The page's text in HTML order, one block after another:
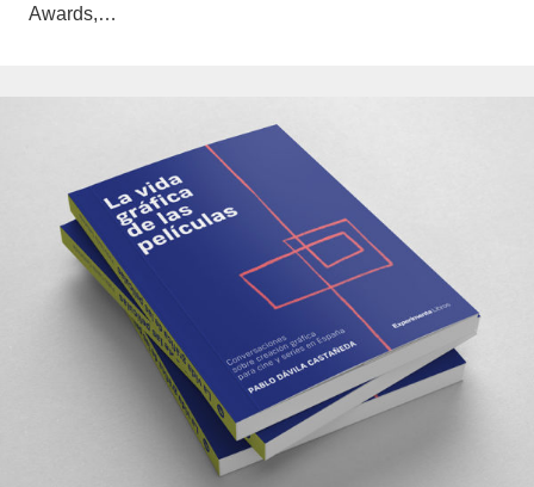
Awards,…